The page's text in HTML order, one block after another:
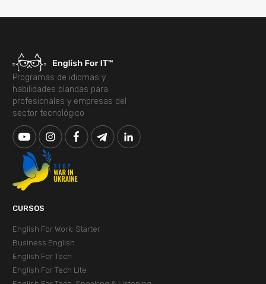
Programas de idiomas y
habilidades blandas para
profesionales y empresas del
sector tecnológico
CURSOS
English For Work: Starter
Business English
English For Tech
English For Tech Lite